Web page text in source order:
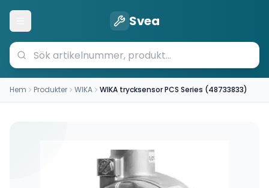
Öppna meny Svea
Hem Produkter WIKA WIKA trycksensor PCS Series (48733833)